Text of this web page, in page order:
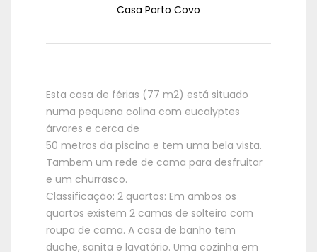
Casa Porto Covo
Esta casa de férias (77 m2) está situado
numa pequena colina com eucalyptes
árvores e cerca de
50 metros da piscina e tem uma bela vista.
Tambem um rede de cama para desfruitar
e um churrasco.
Classificação: 2 quartos: Em ambos os
quartos existem 2 camas de solteiro com
roupa de cama. A casa de banho tem
duche, sanita e lavatório. Uma cozinha em